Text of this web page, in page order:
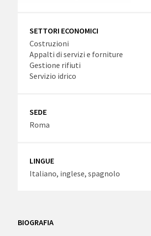
SETTORI ECONOMICI
Costruzioni
Appalti di servizi e forniture
Gestione rifiuti
Servizio idrico
SEDE
Roma
LINGUE
Italiano, inglese, spagnolo
BIOGRAFIA